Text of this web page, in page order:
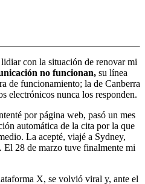
con la situación de renovar mi
no funcionan, su línea
de funcionamiento; la de Canberra
electrónicos nunca los responden.
por página web, pasó un mes
automática de la cita por la que
La acepté, viajé a Sydney,
El 28 de marzo tuve finalmente mi
X, se volvió viral y, ante el